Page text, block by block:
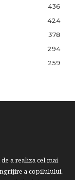
436
424
378
294
259
a realiza cel mai
a copilulului.